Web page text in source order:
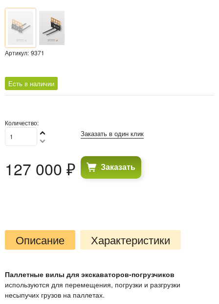
Артикул: 9371
Есть в наличии
Количество:
127 000 ₽
Заказать в один клик
Заказать
Описание Характеристики
Паллетные вилы для экскаваторов-погрузчиков
используются для перемещения, погрузки и разгрузки
несыпучих грузов на паллетах.